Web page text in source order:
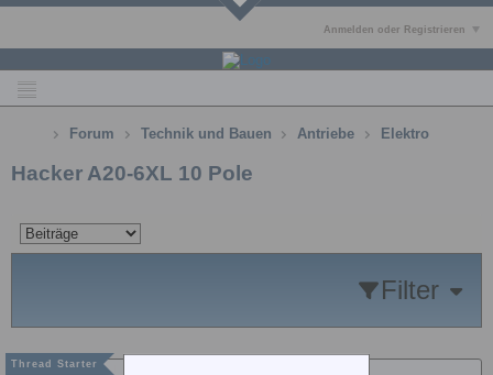
Anmelden oder Registrieren
Forum Technik und Bauen Antriebe Elektro
Hacker A20-6XL 10 Pole
Filter